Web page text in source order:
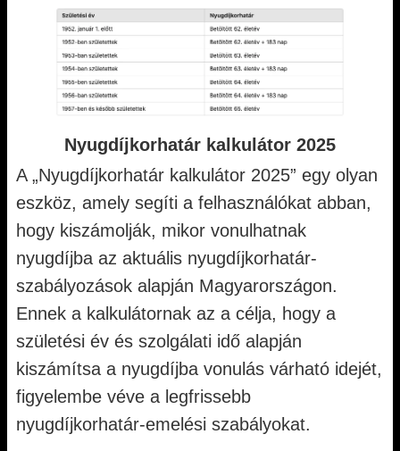
Nyugdíjkorhatár kalkulátor 2025
A „Nyugdíjkorhatár kalkulátor 2025” egy olyan
eszköz, amely segíti a felhasználókat abban,
hogy kiszámolják, mikor vonulhatnak
nyugdíjba az aktuális nyugdíjkorhatár-
szabályozások alapján Magyarországon.
Ennek a kalkulátornak az a célja, hogy a
születési év és szolgálati idő alapján
kiszámítsa a nyugdíjba vonulás várható idejét,
figyelembe véve a legfrissebb
nyugdíjkorhatár-emelési szabályokat.